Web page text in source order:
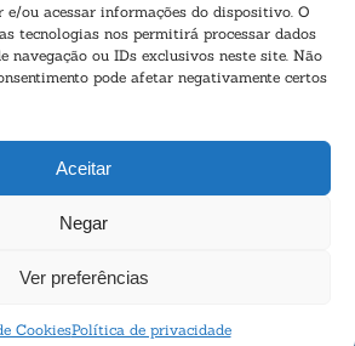
e/ou acessar informações do dispositivo. O
tecnologias nos permitirá processar dados
navegação ou IDs exclusivos neste site. Não
pode afetar negativamente certos
Aceitar
Negar
Ver preferências
CookiesPolítica de privacidade
por